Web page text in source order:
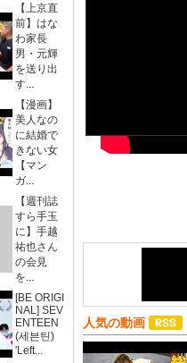
【上京直
前】はな
わ家長
男・元輝
を送り出
す...
【漫画】
美人なの
に結婚で
きない女
【マン
ガ...
【週刊誌
すら手玉
に】手越
祐也さん
の会見
を...
[BE ORIGI
NAL] SEV
ENTEEN
(세븐틴)
'Left...
人気の動画